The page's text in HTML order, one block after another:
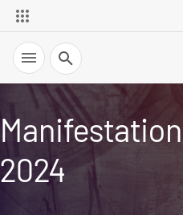
Recherche
2024